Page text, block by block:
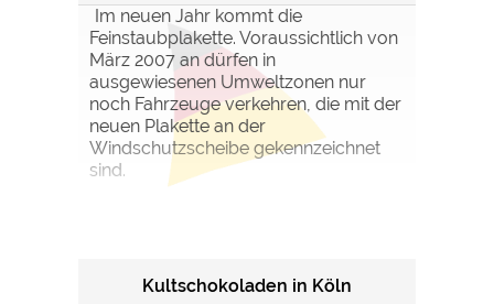
Im neuen Jahr kommt die
Feinstaubplakette. Voraussichtlich von
März 2007 an dürfen in
ausgewiesenen Umweltzonen nur
noch Fahrzeuge verkehren, die mit der
neuen Plakette an der
Windschutzscheibe gekennzeichnet
sind.
Kultschokoladen in Köln